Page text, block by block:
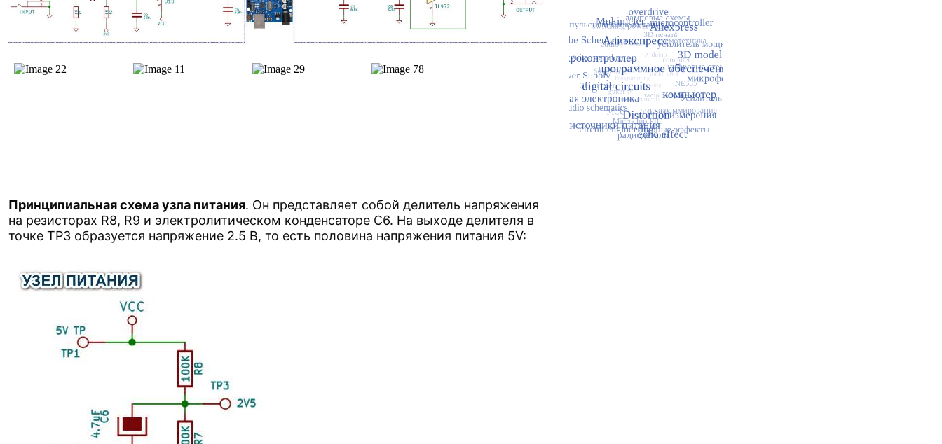
Принципиальная схема узла питания. Он представляет собой делитель напряжения
на резисторах R8, R9 и электролитическом конденсаторе C6. На выходе делителя в
точке TP3 образуется напряжение 2.5 В, то есть половина напряжения питания 5V: